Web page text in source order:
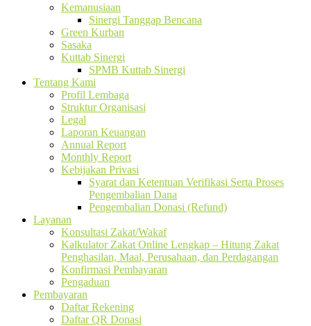
Kemanusiaan
Sinergi Tanggap Bencana
Green Kurban
Sasaka
Kuttab Sinergi
SPMB Kuttab Sinergi
Tentang Kami
Profil Lembaga
Struktur Organisasi
Legal
Laporan Keuangan
Annual Report
Monthly Report
Kebijakan Privasi
Syarat dan Ketentuan Verifikasi Serta Proses
Pengembalian Dana
Pengembalian Donasi (Refund)
Layanan
Konsultasi Zakat/Wakaf
Kalkulator Zakat Online Lengkap – Hitung Zakat
Penghasilan, Maal, Perusahaan, dan Perdagangan
Konfirmasi Pembayaran
Pengaduan
Pembayaran
Daftar Rekening
Daftar QR Donasi